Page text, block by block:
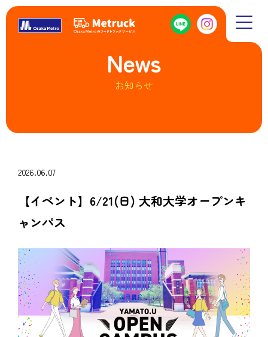
News
お知らせ
2026.06.07
【イベント】6/21(日) 大和大学オープンキ
ャンパス